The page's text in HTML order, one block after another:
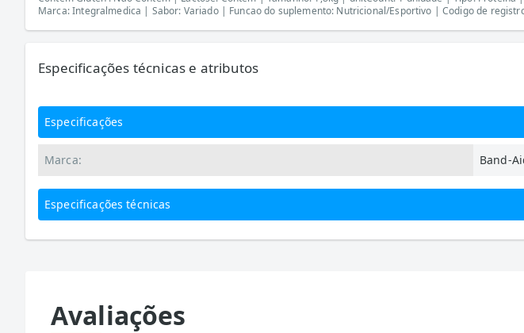
Marca: Integralmedica | Sabor: Variado | Funcao do suplemento: Nutricional/Esportivo | Codigo de
Especificações técnicas e atributos
Especificações
Marca: Band-
Especificações técnicas
Avaliações